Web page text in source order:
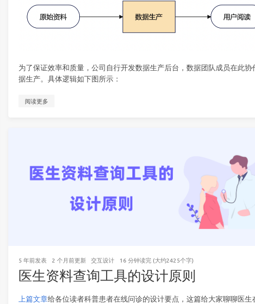
为了保证效率和质量，公司自行开发数据生产后台，数据团队成员在此协
据生产。具体逻辑如下图所示：
阅读更多
5 年前发表 2 个月前更新 交互设计 16 分钟读完 (大约2425个字)
医生资料查询工具的设计原则
上篇文章给各位读者科普患者在线问诊的设计要点，这篇给大家聊聊医生